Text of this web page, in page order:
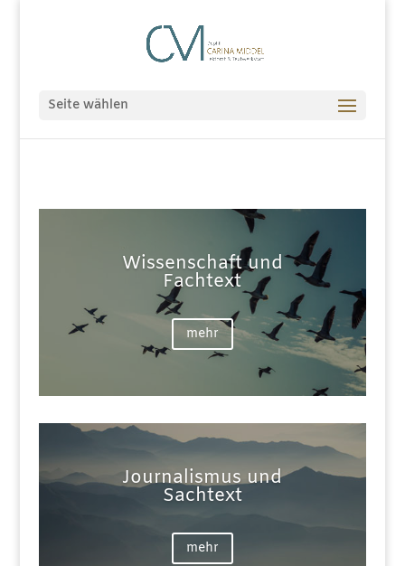
Seite wählen
Wissenschaft und
Fachtext
mehr
Journalismus und
Sachtext
mehr